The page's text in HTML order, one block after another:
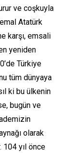
ve coşkuyla
Atatürk
karşı, emsali
yeniden
Türkiye
tüm dünyaya
ki bu ülkenin
bugün ve
olarak
104 yıl önce